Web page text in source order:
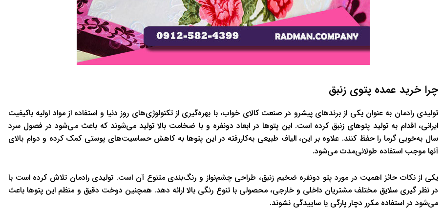
چرا خرید عمده پتوی زنبق
تولیدی رادمان به عنوان یکی از برندهای پیشرو در صنعت کالای خواب، با بهره‌گیری از تکنولوژی‌های روز دنیا و استفاده از مواد اولیه باکیفیت
ایرانی، اقدام به تولید پتوهای زنبق کرده است. این پتوها در ابعاد دونفره و با ضخامت بالا تولید می‌شوند که باعث می‌شود در فصول سرد
سال به‌خوبی گرما را حفظ کنند. علاوه بر این، الیاف طبیعی به‌کاررفته در این پتوها به کاهش حساسیت‌های پوستی کمک کرده و دوام بالای
آنها موجب استفاده طولانی‌مدت می‌شود.
یکی از نکات حائز اهمیت در مورد پتو دونفره ضخیم زنبق، طراحی چشم‌نواز و رنگ‌بندی متنوع آن است. تولیدی رادمان تلاش کرده است با
در نظر گیری سلایق مختلف مشتریان داخلی و خارجی، محصولی با تنوع رنگی بالا ارائه دهد. همچنین دوخت دقیق و منظم این پتوها باعث
می‌شود در استفاده مکرر دچار پارگی یا ساییدگی نشوند.